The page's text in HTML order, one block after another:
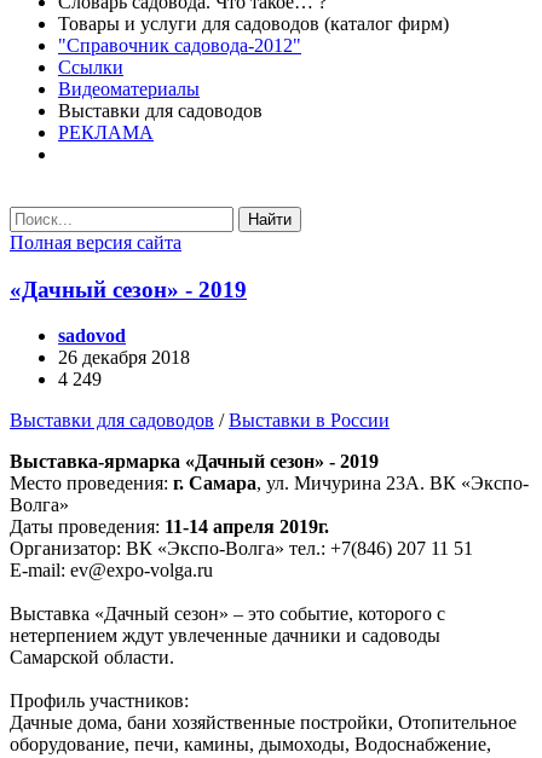
Товары и услуги для садоводов (каталог фирм)
"Справочник садовода-2012"
Ссылки
Видеоматериалы
Выставки для садоводов
РЕКЛАМА
Найти
Полная версия сайта
«Дачный сезон» - 2019
sadovod
26 декабря 2018
4 249
Выставки для садоводов /Выставки в России
Выставка-ярмарка «Дачный сезон» - 2019
Место проведения: г. Самара, ул. Мичурина 23А. ВК «Экспо-
Волга»
Даты проведения: 11-14 апреля 2019г.
Организатор: ВК «Экспо-Волга» тел.: +7(846) 207 11 51
E-mail: ev@expo-volga.ru
Выставка «Дачный сезон» – это событие, которого с
нетерпением ждут увлеченные дачники и садоводы
Самарской области.
Профиль участников:
Дачные дома, бани хозяйственные постройки, Отопительное
оборудование, печи, камины, дымоходы, Водоснабжение,